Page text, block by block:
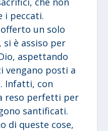
i peccati.
un solo
è assiso per
aspettando
vengano posti a
Infatti, con
reso perfetti per
santificati.
di queste cose,